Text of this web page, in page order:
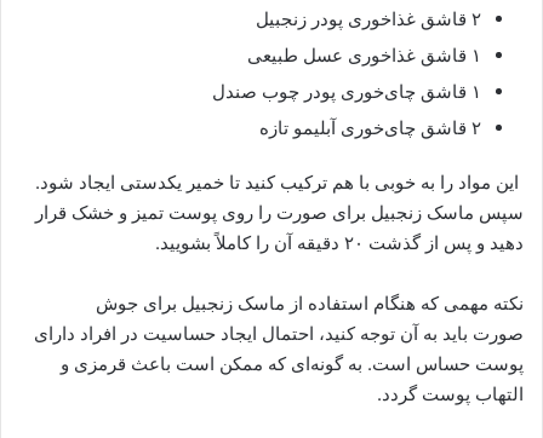
۲ قاشق غذاخوری پودر زنجبیل
۱ قاشق غذاخوری عسل طبیعی
۱ قاشق چای‌خوری پودر چوب صندل
۲ قاشق چای‌خوری آبلیمو تازه
این مواد را به خوبی با هم ترکیب کنید تا خمیر یکدستی ایجاد شود.
سپس ماسک زنجبیل برای صورت را روی پوست تمیز و خشک قرار
دهید و پس از گذشت ۲۰ دقیقه آن را کاملاً بشویید.
نکته مهمی که هنگام استفاده از ماسک زنجبیل برای جوش
صورت باید به آن توجه کنید، احتمال ایجاد حساسیت در افراد دارای
پوست حساس است. به گونه‌ای که ممکن است باعث قرمزی و
التهاب پوست گردد.